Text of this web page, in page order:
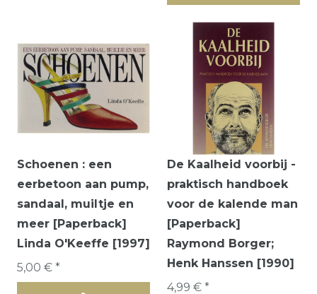
Schoenen : een
eerbetoon aan pump,
sandaal, muiltje en
meer [Paperback]
Linda O'Keeffe [1997]
5,00 € *
De Kaalheid voorbij -
praktisch handboek
voor de kalende man
[Paperback]
Raymond Borger;
Henk Hanssen [1990]
4,99 € *